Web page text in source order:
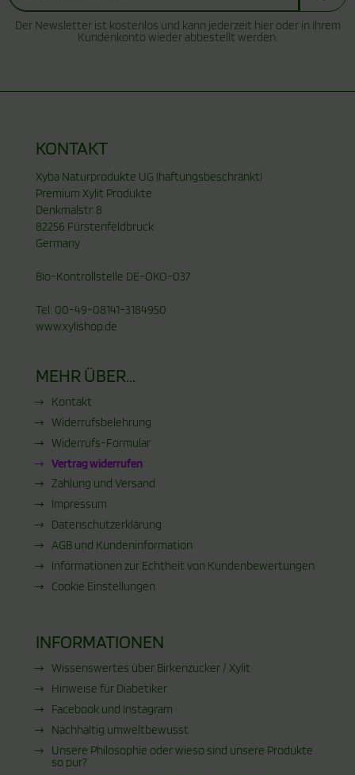
Der Newsletter ist kostenlos und kann jederzeit hier oder in Ihrem
Kundenkonto wieder abbestellt werden.
KONTAKT
Xyba Naturprodukte UG (haftungsbeschränkt)
Premium Xylit Produkte
Denkmalstr. 8
82256 Fürstenfeldbruck
Germany
Bio-Kontrollstelle DE-ÖKO-037
Tel: 00-49-08141-3184950
www.xylishop.de
MEHR ÜBER...
Kontakt
Widerrufsbelehrung
Widerrufs-Formular
Vertrag widerrufen
Zahlung und Versand
Impressum
Datenschutzerklärung
AGB und Kundeninformation
Informationen zur Echtheit von Kundenbewertungen
Cookie Einstellungen
INFORMATIONEN
Wissenswertes über Birkenzucker / Xylit
Hinweise für Diabetiker
Facebook und Instagram
Nachhaltig umweltbewusst
Unsere Philosophie oder wieso sind unsere Produkte
so pur?